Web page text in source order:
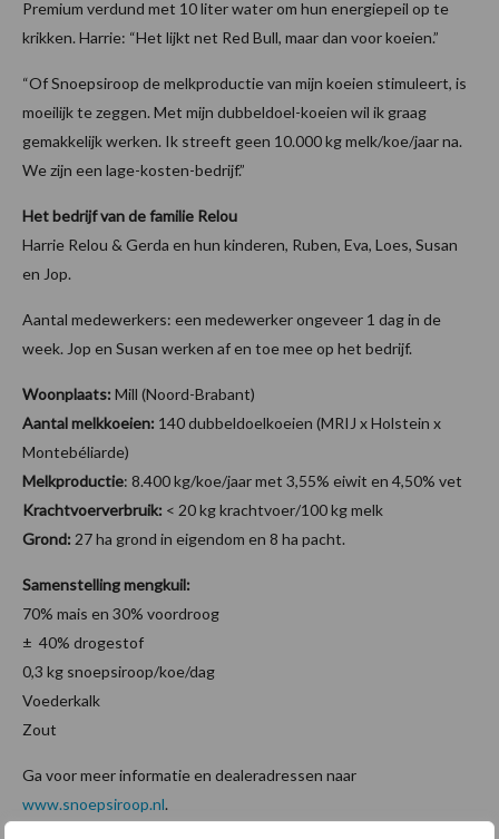
Premium verdund met 10 liter water om hun energiepeil op te
krikken. Harrie: “Het lijkt net Red Bull, maar dan voor koeien.”
“Of Snoepsiroop de melkproductie van mijn koeien stimuleert, is
moeilijk te zeggen. Met mijn dubbeldoel-koeien wil ik graag
gemakkelijk werken. Ik streeft geen 10.000 kg melk/koe/jaar na.
We zijn een lage-kosten-bedrijf.”
Het bedrijf van de familie Relou
Harrie Relou & Gerda en hun kinderen, Ruben, Eva, Loes, Susan
en Jop.
Aantal medewerkers: een medewerker ongeveer 1 dag in de
week. Jop en Susan werken af en toe mee op het bedrijf.
Woonplaats: Mill (Noord-Brabant)
Aantal melkkoeien: 140 dubbeldoelkoeien (MRIJ x Holstein x
Montebéliarde)
Melkproductie: 8.400 kg/koe/jaar met 3,55% eiwit en 4,50% vet
Krachtvoerverbruik: < 20 kg krachtvoer/100 kg melk
Grond: 27 ha grond in eigendom en 8 ha pacht.
Samenstelling mengkuil:
70% mais en 30% voordroog
± 40% drogestof
0,3 kg snoepsiroop/koe/dag
Voederkalk
Zout
Ga voor meer informatie en dealeradressen naar
www.snoepsiroop.nl.